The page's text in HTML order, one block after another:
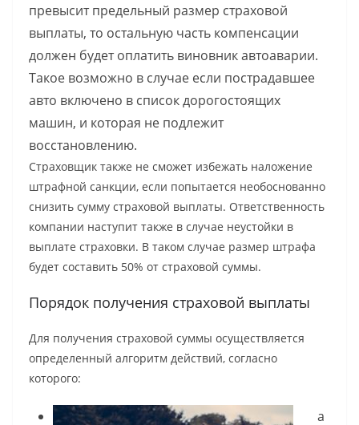
превысит предельный размер страховой
выплаты, то остальную часть компенсации
должен будет оплатить виновник автоаварии.
Такое возможно в случае если пострадавшее
авто включено в список дорогостоящих
машин, и которая не подлежит
восстановлению.
Страховщик также не сможет избежать наложение
штрафной санкции, если попытается необоснованно
снизить сумму страховой выплаты. Ответственность
компании наступит также в случае неустойки в
выплате страховки. В таком случае размер штрафа
будет составить 50% от страховой суммы.
Порядок получения страховой выплаты
Для получения страховой суммы осуществляется
определенный алгоритм действий, согласно
которого:
а